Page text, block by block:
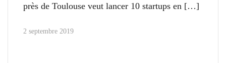
près de Toulouse veut lancer 10 startups en
2 septembre 2019